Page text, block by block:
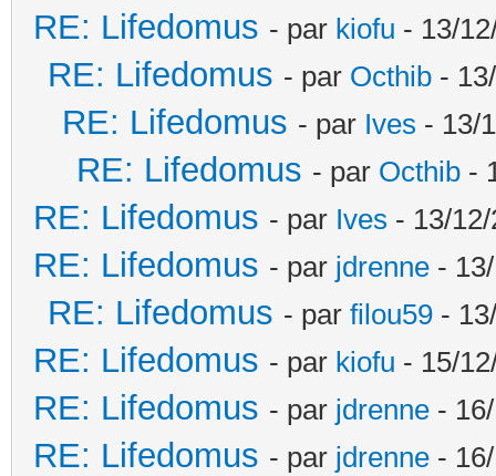
RE: Lifedomus - par kiofu - 13/
RE: Lifedomus - par Octhib -
RE: Lifedomus - par Ives - 13/
RE: Lifedomus - par Octhib -
RE: Lifedomus - par Ives - 13/
RE: Lifedomus - par jdrenne -
RE: Lifedomus - par filou59 -
RE: Lifedomus - par kiofu - 15/
RE: Lifedomus - par jdrenne -
RE: Lifedomus - par jdrenne -